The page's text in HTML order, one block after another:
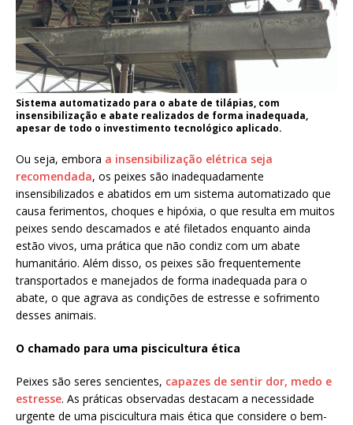
Sistema automatizado para o abate de tilápias, com
insensibilização e abate realizados de forma inadequada,
apesar de todo o investimento tecnológico aplicado.
Ou seja, embora a insensibilização elétrica seja
recomendada, os peixes são inadequadamente
insensibilizados e abatidos em um sistema automatizado que
causa ferimentos, choques e hipóxia, o que resulta em muitos
peixes sendo descamados e até filetados enquanto ainda
estão vivos, uma prática que não condiz com um abate
humanitário. Além disso, os peixes são frequentemente
transportados e manejados de forma inadequada para o
abate, o que agrava as condições de estresse e sofrimento
desses animais.
O chamado para uma piscicultura ética
Peixes são seres sencientes, capazes de sentir dor, medo e
estresse. As práticas observadas destacam a necessidade
urgente de uma piscicultura mais ética que considere o bem-